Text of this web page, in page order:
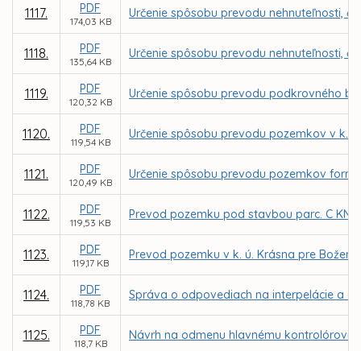
1117. PDF
174,03 KB
Určenie spôsobu prevodu nehnuteľnosti,
1118. PDF
135,64 KB
Určenie spôsobu prevodu nehnuteľnosti,
1119. PDF
120,32 KB
Určenie spôsobu prevodu podkrovného
1120. PDF
119,54 KB
Určenie spôsobu prevodu pozemkov v k.
1121. PDF
120,49 KB
Určenie spôsobu prevodu pozemkov
1122. PDF
119,53 KB
Prevod pozemku pod stavbou parc. C KN
1123. PDF
119,17 KB
Prevod pozemku v k. ú. Krásna pre
1124. PDF
118,78 KB
Správa o odpovediach na interpelácie a
1125. PDF
118,7 KB
Návrh na odmenu hlavnému kontrolórovi